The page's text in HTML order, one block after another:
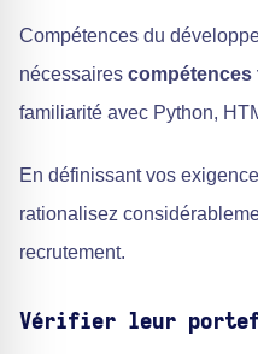
Compétences du
nécessaires compétences
familiarité avec Python,
En définissant vos
rationalisez
recrutement.
Vérifier leur